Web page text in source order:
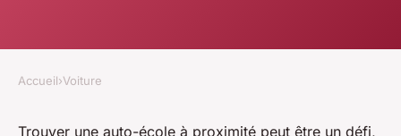
Accueil›Voiture
Trouver une auto-école à proximité peut être un défi,